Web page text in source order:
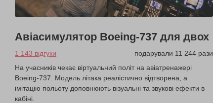
Авіасимулятор Boeing-737 для двох
1 143 відгуки
подарували 11 244 рази
На учасників чекає віртуальний політ на авіатренажері
Boeing-737. Модель літака реалістично відтворена, а
імітацію польоту доповнюють візуальні та звукові ефекти в
кабіні.